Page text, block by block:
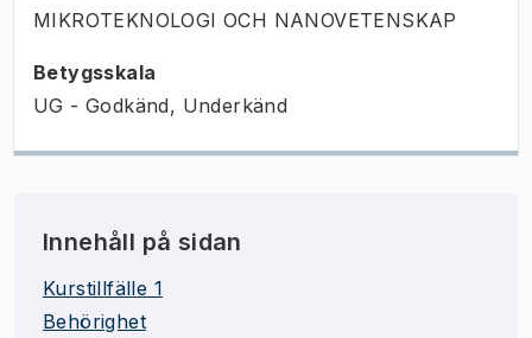
MIKROTEKNOLOGI OCH NANOVETENSKAP
Betygsskala
UG - Godkänd, Underkänd
Innehåll på sidan
Kurstillfälle 1
Behörighet